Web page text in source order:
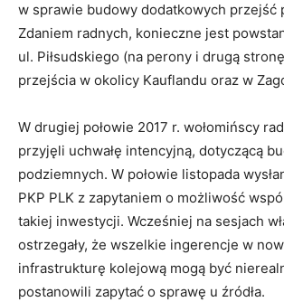
w sprawie budowy dodatkowych przejść
Zdaniem radnych, konieczne jest
ul. Piłsudskiego (na perony i drugą
przejścia w okolicy Kauflandu oraz w
W drugiej połowie 2017 r. wołomińscy
przyjęli uchwałę intencyjną, dotyczącą
podziemnych. W połowie listopada
PKP PLK z zapytaniem o możliwość
takiej inwestycji. Wcześniej na sesjach
ostrzegały, że wszelkie ingerencje w
infrastrukturę kolejową mogą być
postanowili zapytać o sprawę u źródła.